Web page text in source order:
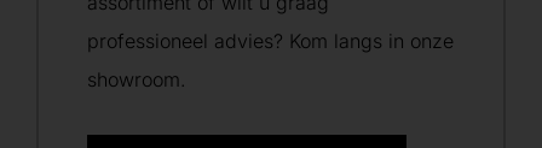
professioneel advies? Kom langs in onze
showroom.